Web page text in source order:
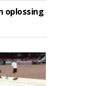
oplossing